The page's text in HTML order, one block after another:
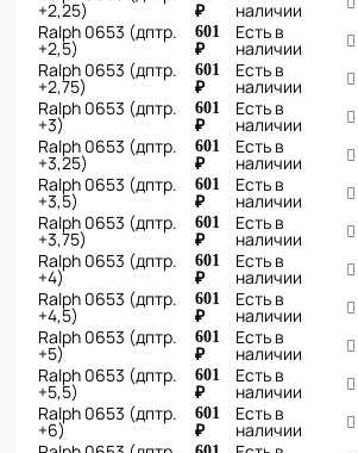
+2,25)
₽
наличии
Ralph 0653 (дптр.
+2,5)
601
₽
Есть в
наличии
Ralph 0653 (дптр.
+2,75)
601
₽
Есть в
наличии
Ralph 0653 (дптр.
+3)
601
₽
Есть в
наличии
Ralph 0653 (дптр.
+3,25)
601
₽
Есть в
наличии
Ralph 0653 (дптр.
+3,5)
601
₽
Есть в
наличии
Ralph 0653 (дптр.
+3,75)
601
₽
Есть в
наличии
Ralph 0653 (дптр.
+4)
601
₽
Есть в
наличии
Ralph 0653 (дптр.
+4,5)
601
₽
Есть в
наличии
Ralph 0653 (дптр.
+5)
601
₽
Есть в
наличии
Ralph 0653 (дптр.
+5,5)
601
₽
Есть в
наличии
Ralph 0653 (дптр.
+6)
601
₽
Есть в
наличии